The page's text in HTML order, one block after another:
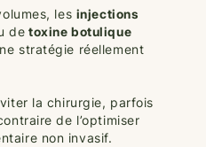
les injections
de toxine botulique
stratégie réellement
la chirurgie, parfois
de l’optimiser
non invasif.